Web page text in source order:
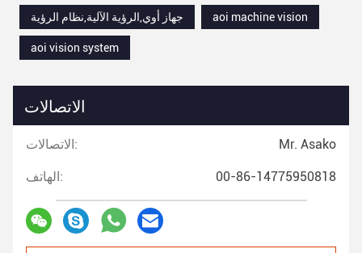
جهاز أوي,الرؤية الآلية,نظام الرؤية
aoi machine vision
aoi vision system
الاتصالات
الاتصالات: Mr. Asako
الهاتف: 00-86-14775950818